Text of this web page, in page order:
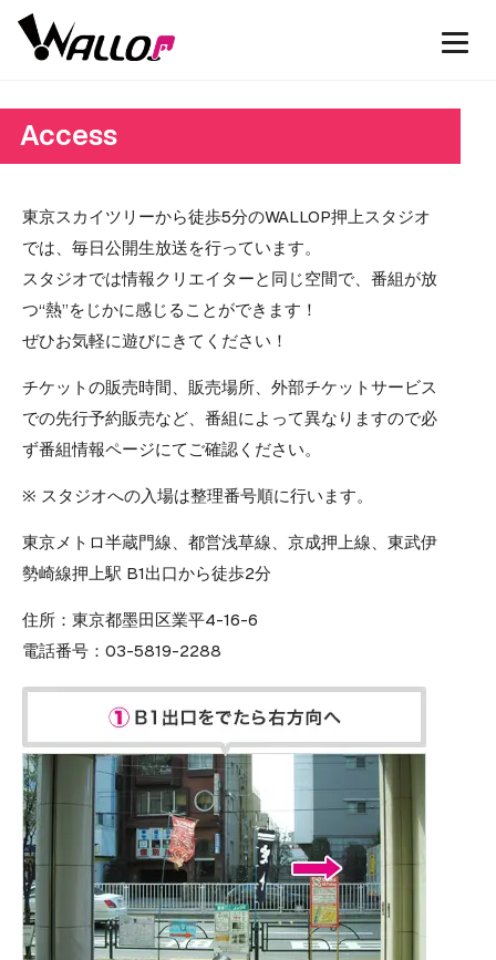
Access
東京スカイツリーから徒歩5分のWALLOP押上スタジオ
では、毎日公開生放送を行っています。
スタジオでは情報クリエイターと同じ空間で、番組が放
つ“熱”をじかに感じることができます！
ぜひお気軽に遊びにきてください！
チケットの販売時間、販売場所、外部チケットサービス
での先行予約販売など、番組によって異なりますので必
ず番組情報ページにてご確認ください。
※ スタジオへの入場は整理番号順に行います。
東京メトロ半蔵門線、都営浅草線、京成押上線、東武伊
勢崎線押上駅 B1出口から徒歩2分
住所： 東京都墨田区業平4-16-6
電話番号： 03-5819-2288